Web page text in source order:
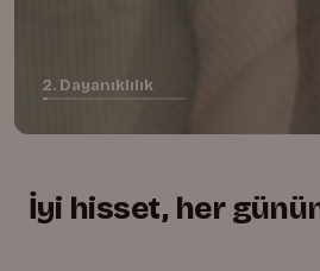
2. Dayanıklılık
İyi hisset, her